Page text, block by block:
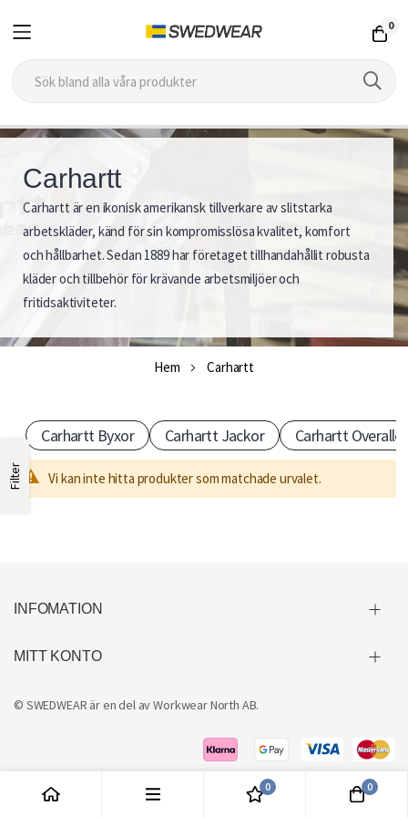
0
Hoppa
till
innehållet
Carhartt
Carhartt är en ikonisk amerikansk tillverkare av slitstarka
arbetskläder, känd för sin kompromisslösa kvalitet, komfort
och hållbarhet. Sedan 1889 har företaget tillhandahållit robusta
kläder och tillbehör för krävande arbetsmiljöer och
fritidsaktiviteter.
C
a
r
h
t
t
i
n
Hem Carhartt
Vi kan inte hitta produkter som matchade urvalet.
Filter
Carhartt Byxor Carhartt Jackor Carhartt Overaller
INFOMATION
MITT KONTO
© SWEDWEAR är en del avWorkwear North AB.
0 0